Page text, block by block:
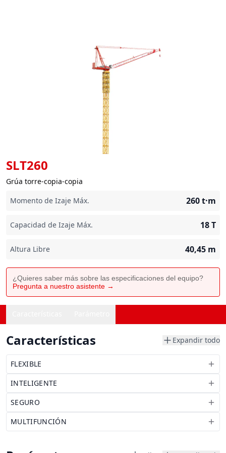
SLT260
Grúa torre-copia-copia
Momento de Izaje Máx.
260t·m
Capacidad de Izaje Máx. 18T
Altura Libre 40,45 m
¿Quieres saber más sobre las especificaciones del equipo?
Pregunta a nuestro asistente →
Características Expandir todo
FLEXIBLE
INTELIGENTE
SEGURO
MULTIFUNCIÓN